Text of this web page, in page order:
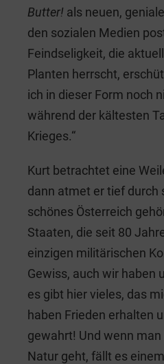
Butter! als neuen,
den sozialen Medien
Feindseligkeit, die
Planten herrscht,
ich in dieser Form noch
während der kältesten
Krieges.“
Kurt betrachtet eine
dann atmet er tief durch
schönes Österreich
Staaten, die seit 80
einzigen militärischen
Gewiss, auch wir haben
es gibt hier vieles, das
haben Frieden erhalten
gewahrt! Und wenn
Natur geht, fällt es